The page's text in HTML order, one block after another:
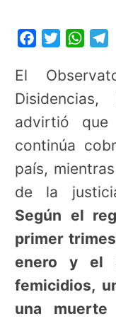
FacebookTwitter
El
advirtió
continúa
país,
de la
Según el
primer
enero y el
femicidios,
una